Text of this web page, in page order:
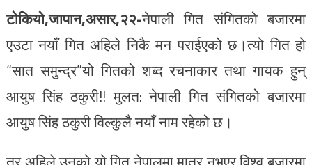
टोकियो,जापान,असार,२२-नेपाली गित संगितको बजारमा
एउटा नयाँ गित अहिले निकै मन पराईएको छ।त्यो गित हो
“सात समुन्द्र”यो गितको शब्द रचनाकार तथा गायक हुन्
आयुष सिंह ठकुरी!! मुलत: नेपाली गित संगितको बजारमा
आयुष सिंह ठकुरी विल्कुलै नयाँ नाम रहेको छ।